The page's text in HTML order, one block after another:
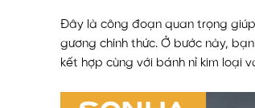
Đây là công đoạn quan trọng
gương chính thức. Ở bước này,
kết hợp cùng với bánh nỉ kim loại